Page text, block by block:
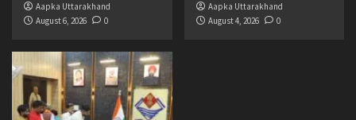
Aapka Uttarakhand
August 6, 2026
0
Aapka Uttarakhand
August 4, 2026
0